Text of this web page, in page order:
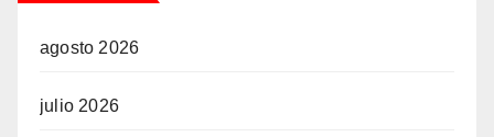
agosto 2026
julio 2026